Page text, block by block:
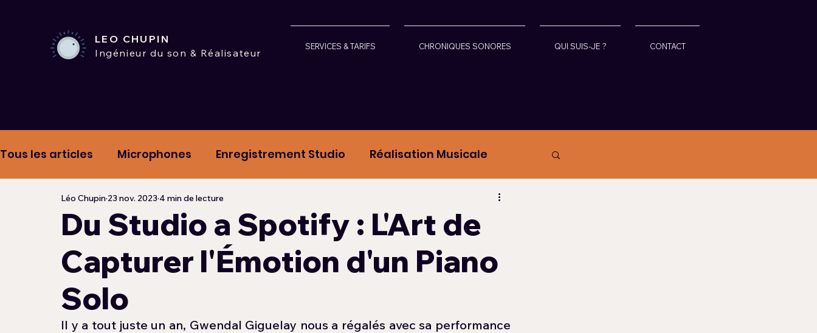
LEO CHUPIN
Ingénieur du son & Réalisateur
SERVICES & TARIFS CHRONIQUES SONORES QUI SUIS-JE ? CONTACT
Tous les articles Microphones Enregistrement Studio Réalisation Musicale
Mix & Tips Hypnotic Road Playlists
Du Studio a Spotify : L'Art de
Capturer l'Émotion d'un Piano
Solo
Léo Chupin 23 nov. 2023 4 min de lecture
Il y a tout juste un an, Gwendal Giguelay nous a régalés avec sa performance